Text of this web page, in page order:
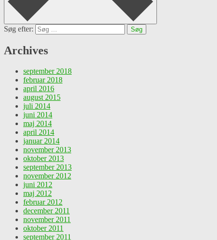
Søg efter:
Archives
september 2018
februar 2018
april 2016
august 2015
juli 2014
juni 2014
maj 2014
april 2014
januar 2014
november 2013
oktober 2013
september 2013
november 2012
juni 2012
maj 2012
februar 2012
december 2011
november 2011
oktober 2011
september 2011